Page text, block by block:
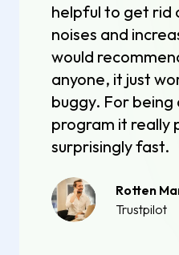
helpful to get rid
noises and
would
anyone, it just
buggy. For
program it really
surprisingly fast.
Rotten
Trustpilot